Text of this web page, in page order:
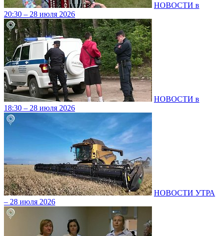
НОВОСТИ в
20:30 – 28 июля 2026
НОВОСТИ в
18:30 – 28 июля 2026
НОВОСТИ УТРА
– 28 июля 2026